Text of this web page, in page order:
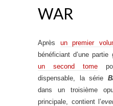
WAR
Après un premier
bénéficiant d’une
un second tome
dispensable, la série
dans un troisième
principale, contient l’